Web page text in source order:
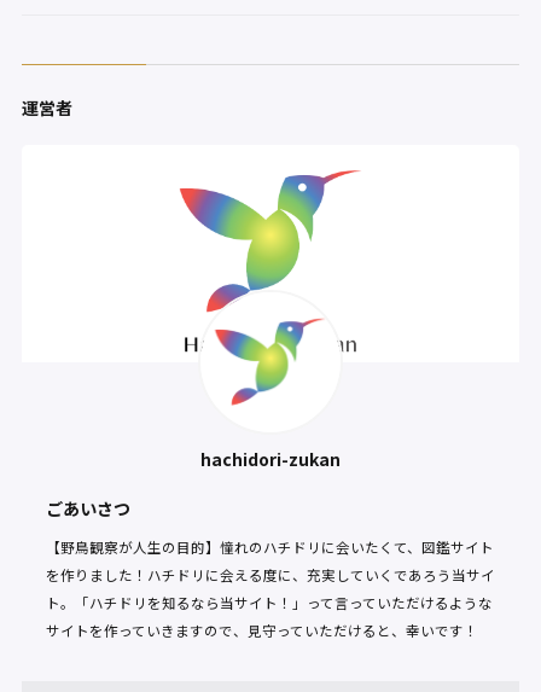
運営者
hachidori-zukan
ごあいさつ
【野鳥観察が人生の目的】憧れのハチドリに会いたくて、図鑑サイト
を作りました！ハチドリに会える度に、充実していくであろう当サイ
ト。「ハチドリを知るなら当サイト！」って言っていただけるような
サイトを作っていきますので、見守っていただけると、幸いです！